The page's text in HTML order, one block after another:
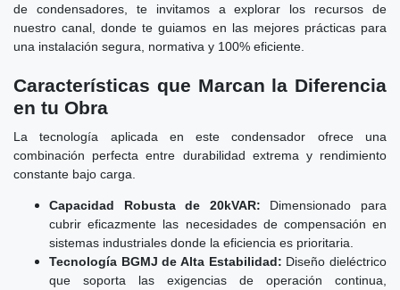
de condensadores, te invitamos a explorar los recursos de
nuestro canal, donde te guiamos en las mejores prácticas para
una instalación segura, normativa y 100% eficiente.
Características que Marcan la Diferencia
en tu Obra
La tecnología aplicada en este condensador ofrece una
combinación perfecta entre durabilidad extrema y rendimiento
constante bajo carga.
Capacidad Robusta de 20kVAR: Dimensionado para
cubrir eficazmente las necesidades de compensación en
sistemas industriales donde la eficiencia es prioritaria.
Tecnología BGMJ de Alta Estabilidad: Diseño dieléctrico
que soporta las exigencias de operación continua,